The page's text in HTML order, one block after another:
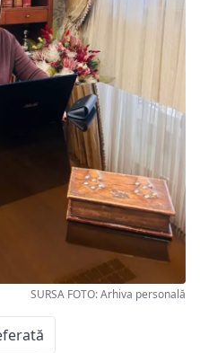
SURSA FOTO: Arhiva personală